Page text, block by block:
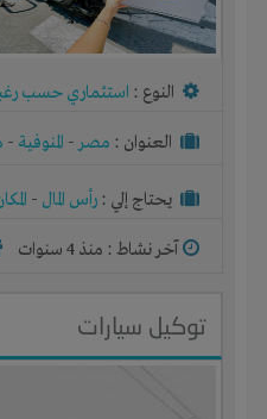
النوع : استثماري حسب
العنوان : مصر- المنوفية -
يحتاج إلي : رأس المال -
آخر نشاط : منذ 4 سنوات
توكيل سيارات